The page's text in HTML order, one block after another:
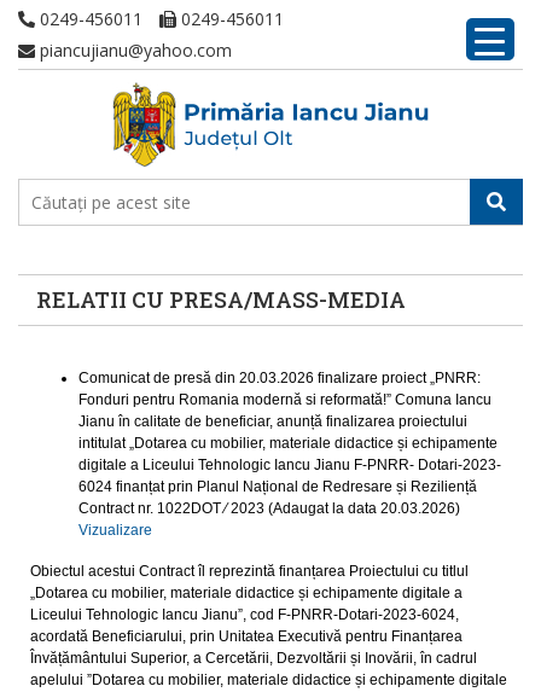
0249-456011
0249-456011
piancujianu@yahoo.com
RELATII CU PRESA/MASS-MEDIA
Comunicat de presă din 20.03.2026 finalizare proiect „PNRR:
Fonduri pentru Romania modernă si reformată!” Comuna Iancu
Jianu în calitate de beneficiar, anunță finalizarea proiectului
intitulat „Dotarea cu mobilier, materiale didactice și echipamente
digitale a Liceului Tehnologic Iancu Jianu F-PNRR- Dotari-2023-
6024 finanțat prin Planul Național de Redresare și Reziliență
Contract nr. 1022DOT ⁄ 2023 (Adaugat la data 20.03.2026)
Vizualizare
Obiectul acestui Contract îl reprezintă finanțarea Proiectului cu titlul
„Dotarea cu mobilier, materiale didactice și echipamente digitale a
Liceului Tehnologic Iancu Jianu”, cod F-PNRR-Dotari-2023-6024,
acordată Beneficiarului, prin Unitatea Executivă pentru Finanțarea
Învățământului Superior, a Cercetării, Dezvoltării și Inovării, în cadrul
apelului ”Dotarea cu mobilier, materiale didactice și echipamente digitale